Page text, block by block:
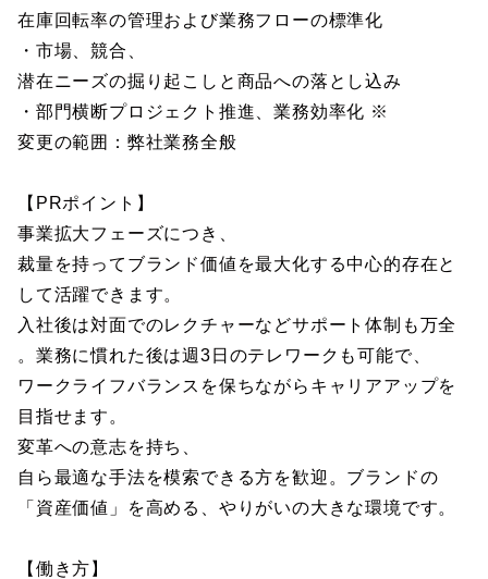
在庫回転率の管理および業務フローの標準化
・市場、競合、
潜在ニーズの掘り起こしと商品への落とし込み
・部門横断プロジェクト推進、業務効率化 ※
変更の範囲：弊社業務全般
【PRポイント】
事業拡大フェーズにつき、
裁量を持ってブランド価値を最大化する中心的存在と
して活躍できます。
入社後は対面でのレクチャーなどサポート体制も万全
。業務に慣れた後は週3日のテレワークも可能で、
ワークライフバランスを保ちながらキャリアアップを
目指せます。
変革への意志を持ち、
自ら最適な手法を模索できる方を歓迎。ブランドの
「資産価値」を高める、やりがいの大きな環境です。
【働き方】